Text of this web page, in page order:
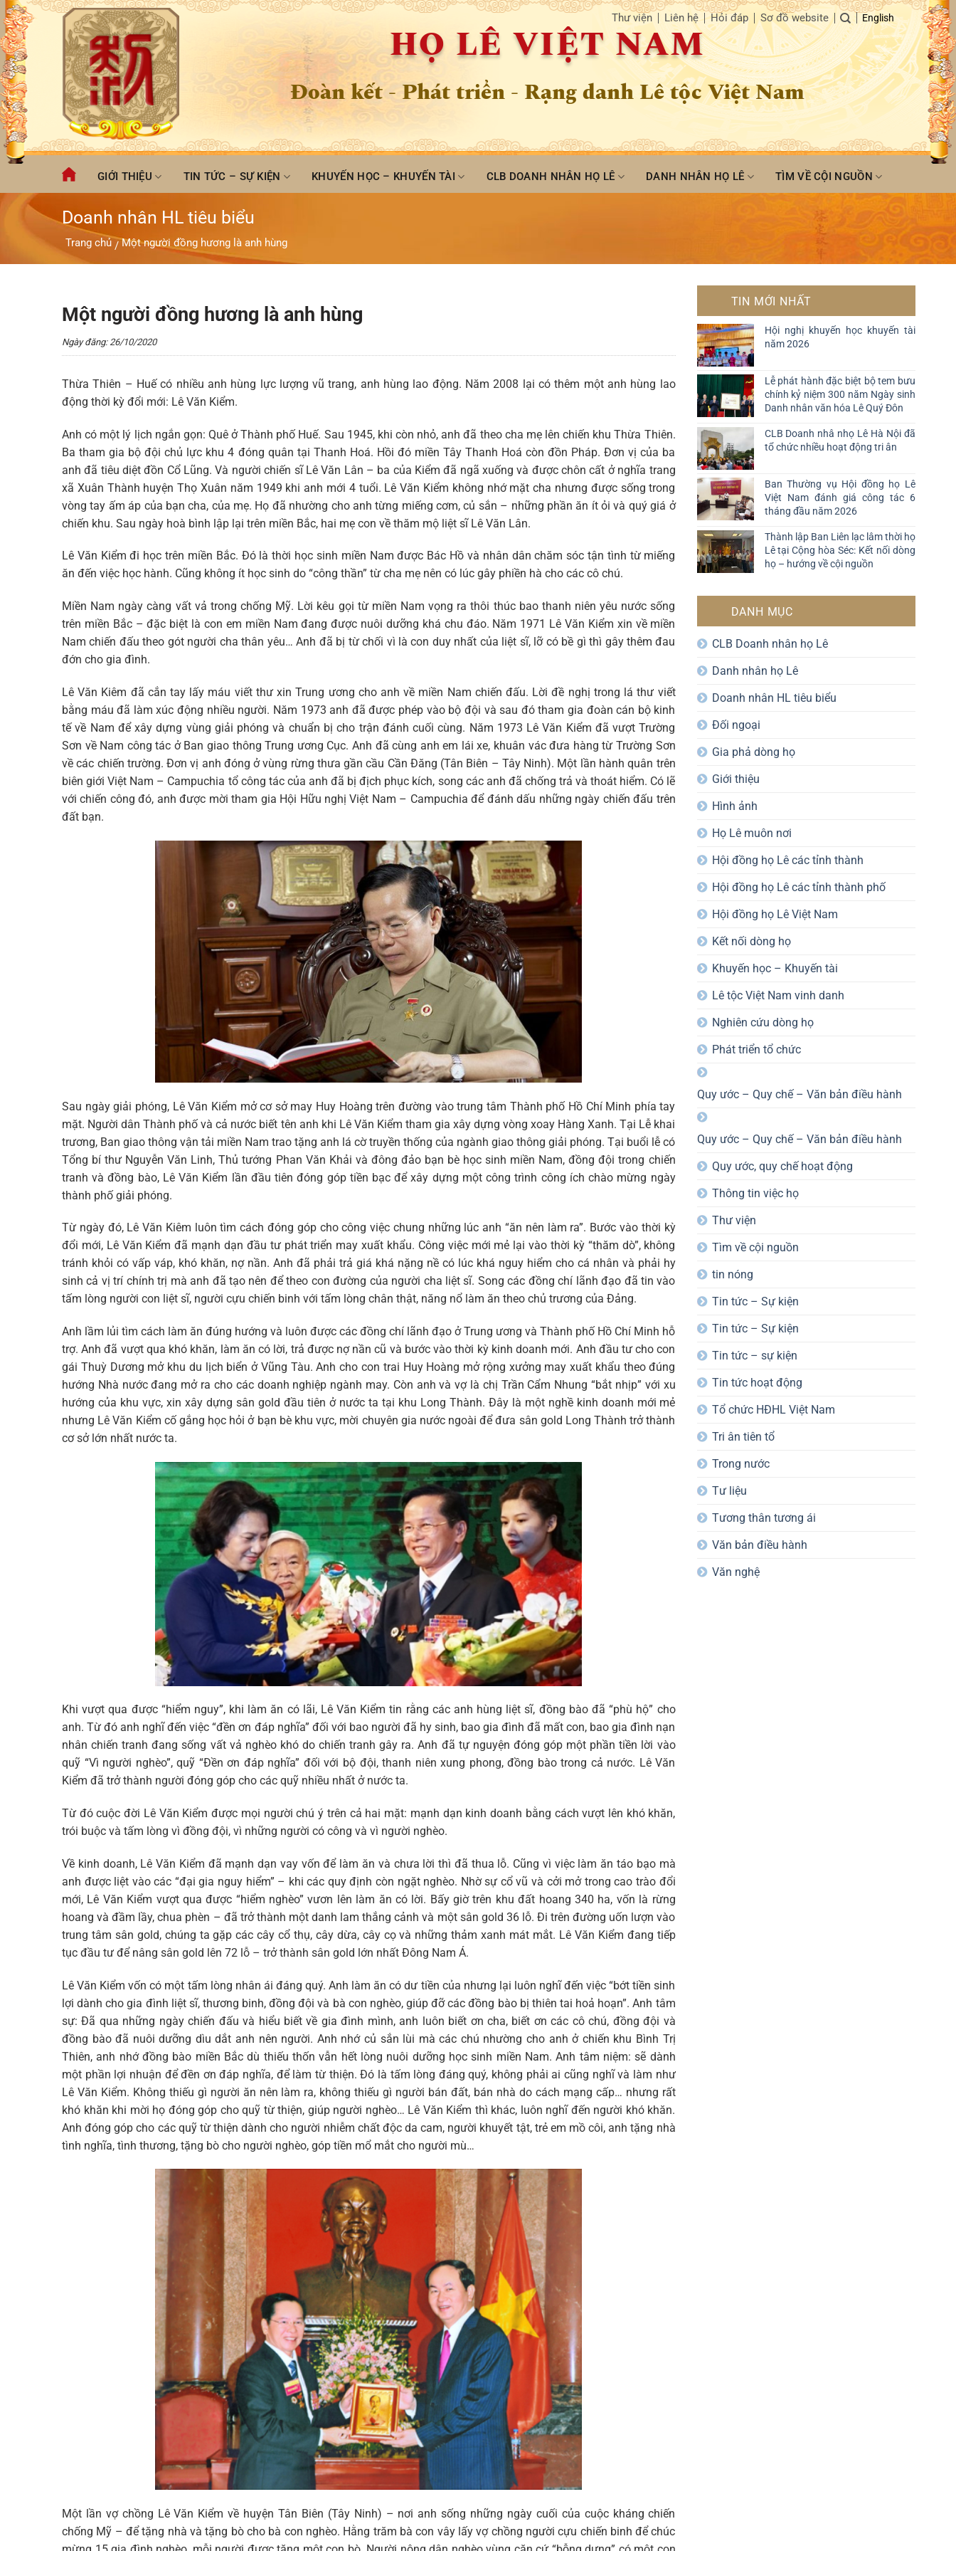
Chuyển
đến
nội
dung
Thư viện Liên hệ Hỏi đáp Sơ đồ website English
HỌ LÊ VIỆT NAM
Đoàn kết - Phát triển - Rạng danh Lê tộc Việt Nam
GIỚI THIỆU TIN TỨC – SỰ KIỆN KHUYẾN HỌC – KHUYẾN TÀI CLB DOANH NHÂN HỌ LÊ DANH NHÂN HỌ LÊ TÌM VỀ CỘI NGUỒN
Doanh nhân HL tiêu biểu
Trang chủ / Một người đồng hương là anh hùng
Một người đồng hương là anh hùng
Ngày đăng: 26/10/2020
Thừa Thiên – Huế có nhiều anh hùng lực lượng vũ trang, anh hùng lao động. Năm 2008 lại có thêm một anh hùng lao
động thời kỳ đổi mới: Lê Văn Kiểm.
Anh có một lý lịch ngắn gọn: Quê ở Thành phố Huế. Sau 1945, khi còn nhỏ, anh đã theo cha mẹ lên chiến khu Thừa Thiên.
Ba tham gia bộ đội chủ lực khu 4 đóng quân tại Thanh Hoá. Hồi đó miền Tây Thanh Hoá còn đồn Pháp. Đơn vị của ba
anh đã tiêu diệt đồn Cổ Lũng. Và người chiến sĩ Lê Văn Lân – ba của Kiểm đã ngã xuống và được chôn cất ở nghĩa trang
xã Xuân Thành huyện Thọ Xuân năm 1949 khi anh mới 4 tuổi. Lê Văn Kiểm không nhớ mặt cha nhưng được sống trong
vòng tay ấm áp của bạn cha, của mẹ. Họ đã nhường cho anh từng miếng cơm, củ sắn – những phần ăn ít ỏi và quý giá ở
chiến khu. Sau ngày hoà bình lập lại trên miền Bắc, hai mẹ con về thăm mộ liệt sĩ Lê Văn Lân.
Lê Văn Kiểm đi học trên miền Bắc. Đó là thời học sinh miền Nam được Bác Hồ và nhân dân chăm sóc tận tình từ miếng
ăn đến việc học hành. Cũng không ít học sinh do “công thần” từ cha mẹ nên có lúc gây phiền hà cho các cô chú.
Miền Nam ngày càng vất vả trong chống Mỹ. Lời kêu gọi từ miền Nam vọng ra thôi thúc bao thanh niên yêu nước sống
trên miền Bắc – đặc biệt là con em miền Nam đang được nuôi dưỡng khá chu đáo. Năm 1971 Lê Văn Kiểm xin về miền
Nam chiến đấu theo gót người cha thân yêu… Anh đã bị từ chối vì là con duy nhất của liệt sĩ, lỡ có bề gì thì gây thêm đau
đớn cho gia đình.
Lê Văn Kiêm đã cắn tay lấy máu viết thư xin Trung ương cho anh về miền Nam chiến đấu. Lời đề nghị trong lá thư viết
bằng máu đã làm xúc động nhiều người. Năm 1973 anh đã được phép vào bộ đội và sau đó tham gia đoàn cán bộ kinh
tế về Nam để xây dựng vùng giải phóng và chuẩn bị cho trận đánh cuối cùng. Năm 1973 Lê Văn Kiểm đã vượt Trường
Sơn về Nam công tác ở Ban giao thông Trung ương Cục. Anh đã cùng anh em lái xe, khuân vác đưa hàng từ Trường Sơn
về các chiến trường. Đơn vị anh đóng ở vùng rừng thưa gần cầu Cần Đăng (Tân Biên – Tây Ninh). Một lần hành quân trên
biên giới Việt Nam – Campuchia tổ công tác của anh đã bị địch phục kích, song các anh đã chống trả và thoát hiểm. Có lẽ
với chiến công đó, anh được mời tham gia Hội Hữu nghị Việt Nam – Campuchia để đánh dấu những ngày chiến đấu trên
đất bạn.
Sau ngày giải phóng, Lê Văn Kiểm mở cơ sở may Huy Hoàng trên đường vào trung tâm Thành phố Hồ Chí Minh phía tay
mặt. Người dân Thành phố và cả nước biết tên anh khi Lê Văn Kiểm tham gia xây dựng vòng xoay Hàng Xanh. Tại Lễ khai
trương, Ban giao thông vận tải miền Nam trao tặng anh lá cờ truyền thống của ngành giao thông giải phóng. Tại buổi lễ có
Tổng bí thư Nguyễn Văn Linh, Thủ tướng Phan Văn Khải và đông đảo bạn bè học sinh miền Nam, đồng đội trong chiến
tranh và đồng bào, Lê Văn Kiểm lần đầu tiên đóng góp tiền bạc để xây dựng một công trình công ích chào mừng ngày
thành phố giải phóng.
Từ ngày đó, Lê Văn Kiêm luôn tìm cách đóng góp cho công việc chung những lúc anh “ăn nên làm ra”. Bước vào thời kỳ
đổi mới, Lê Văn Kiểm đã mạnh dạn đầu tư phát triển may xuất khẩu. Công việc mới mẻ lại vào thời kỳ “thăm dò”, không
tránh khỏi có vấp váp, khó khăn, nợ nần. Anh đã phải trả giá khá nặng nề có lúc khá nguy hiểm cho cá nhân và phải hy
sinh cả vị trí chính trị mà anh đã tạo nên để theo con đường của người cha liệt sĩ. Song các đồng chí lãnh đạo đã tin vào
tấm lòng người con liệt sĩ, người cựu chiến binh với tấm lòng chân thật, năng nổ làm ăn theo chủ trương của Đảng.
Anh lầm lủi tìm cách làm ăn đúng hướng và luôn được các đồng chí lãnh đạo ở Trung ương và Thành phố Hồ Chí Minh hỗ
trợ. Anh đã vượt qua khó khăn, làm ăn có lời, trả được nợ nần cũ và bước vào thời kỳ kinh doanh mới. Anh đầu tư cho con
gái Thuỳ Dương mở khu du lịch biển ở Vũng Tàu. Anh cho con trai Huy Hoàng mở rộng xưởng may xuất khẩu theo đúng
hướng Nhà nước đang mở ra cho các doanh nghiệp ngành may. Còn anh và vợ là chị Trần Cẩm Nhung “bắt nhịp” với xu
hướng của khu vực, xin xây dựng sân gold đầu tiên ở nước ta tại khu Long Thành. Đây là một nghề kinh doanh mới mẻ
nhưng Lê Văn Kiểm cố gắng học hỏi ở bạn bè khu vực, mời chuyên gia nước ngoài để đưa sân gold Long Thành trở thành
cơ sở lớn nhất nước ta.
Khi vượt qua được “hiểm nguy”, khi làm ăn có lãi, Lê Văn Kiểm tin rằng các anh hùng liệt sĩ, đồng bào đã “phù hộ” cho
anh. Từ đó anh nghĩ đến việc “đền ơn đáp nghĩa” đối với bao người đã hy sinh, bao gia đình đã mất con, bao gia đình nạn
nhân chiến tranh đang sống vất vả nghèo khó do chiến tranh gây ra. Anh đã tự nguyện đóng góp một phần tiền lời vào
quỹ “Vì người nghèo”, quỹ “Đền ơn đáp nghĩa” đối với bộ đội, thanh niên xung phong, đồng bào trong cả nước. Lê Văn
Kiểm đã trở thành người đóng góp cho các quỹ nhiều nhất ở nước ta.
Từ đó cuộc đời Lê Văn Kiểm được mọi người chú ý trên cả hai mặt: mạnh dạn kinh doanh bằng cách vượt lên khó khăn,
trói buộc và tấm lòng vì đồng đội, vì những người có công và vì người nghèo.
Về kinh doanh, Lê Văn Kiểm đã mạnh dạn vay vốn để làm ăn và chưa lời thì đã thua lỗ. Cũng vì việc làm ăn táo bạo mà
anh được liệt vào các “đại gia nguy hiểm” – khi các quy định còn ngặt nghèo. Nhờ sự cổ vũ và cởi mở trong cao trào đổi
mới, Lê Văn Kiểm vượt qua được “hiểm nghèo” vươn lên làm ăn có lời. Bấy giờ trên khu đất hoang 340 ha, vốn là rừng
hoang và đầm lầy, chua phèn – đã trở thành một danh lam thắng cảnh và một sân gold 36 lỗ. Đi trên đường uốn lượn vào
trung tâm sân gold, chúng ta gặp các cây cổ thụ, cây dừa, cây cọ và những thảm xanh mát mắt. Lê Văn Kiểm đang tiếp
tục đầu tư để nâng sân gold lên 72 lỗ – trở thành sân gold lớn nhất Đông Nam Á.
Lê Văn Kiểm vốn có một tấm lòng nhân ái đáng quý. Anh làm ăn có dư tiền của nhưng lại luôn nghĩ đến việc “bớt tiền sinh
lợi dành cho gia đình liệt sĩ, thương binh, đồng đội và bà con nghèo, giúp đỡ các đồng bào bị thiên tai hoả hoạn”. Anh tâm
sự: Đã qua những ngày chiến đấu và hiểu biết về gia đình mình, anh luôn biết ơn cha, biết ơn các cô chú, đồng đội và
đồng bào đã nuôi dưỡng dìu dắt anh nên người. Anh nhớ củ sắn lùi mà các chú nhường cho anh ở chiến khu Bình Trị
Thiên, anh nhớ đồng bào miền Bắc dù thiếu thốn vẫn hết lòng nuôi dưỡng học sinh miền Nam. Anh tâm niệm: sẽ dành
một phần lợi nhuận để đền ơn đáp nghĩa, để làm từ thiện. Đó là tấm lòng đáng quý, không phải ai cũng nghĩ và làm như
Lê Văn Kiểm. Không thiếu gì người ăn nên làm ra, không thiếu gì người bán đất, bán nhà do cách mạng cấp… nhưng rất
khó khăn khi mời họ đóng góp cho quỹ từ thiện, giúp người nghèo… Lê Văn Kiểm thì khác, luôn nghĩ đến người khó khăn.
Anh đóng góp cho các quỹ từ thiện dành cho người nhiễm chất độc da cam, người khuyết tật, trẻ em mồ côi, anh tặng nhà
tình nghĩa, tình thương, tặng bò cho người nghèo, góp tiền mổ mắt cho người mù…
Một lần vợ chồng Lê Văn Kiểm về huyện Tân Biên (Tây Ninh) – nơi anh sống những ngày cuối của cuộc kháng chiến
chống Mỹ – để tặng nhà và tặng bò cho bà con nghèo. Hằng trăm bà con vây lấy vợ chồng người cựu chiến binh để chúc
TIN MỚI NHẤT
Hội nghị khuyến học khuyến tài
năm 2026
Lễ phát hành đặc biệt bộ tem bưu
chính kỷ niệm 300 năm Ngày sinh
Danh nhân văn hóa Lê Quý Đôn
CLB Doanh nhâ nhọ Lê Hà Nội đã
tổ chức nhiều hoạt động tri ân
Ban Thường vụ Hội đồng họ Lê
Việt Nam đánh giá công tác 6
tháng đầu năm 2026
Thành lập Ban Liên lạc lâm thời họ
Lê tại Cộng hòa Séc: Kết nối dòng
họ – hướng về cội nguồn
DANH MỤC
CLB Doanh nhân họ Lê
Danh nhân họ Lê
Doanh nhân HL tiêu biểu
Đối ngoại
Gia phả dòng họ
Giới thiệu
Hình ảnh
Họ Lê muôn nơi
Hội đồng họ Lê các tỉnh thành
Hội đồng họ Lê các tỉnh thành phố
Hội đồng họ Lê Việt Nam
Kết nối dòng họ
Khuyến học – Khuyến tài
Lê tộc Việt Nam vinh danh
Nghiên cứu dòng họ
Phát triển tổ chức
Quy ước – Quy chế – Văn bản điều hành
Quy ước – Quy chế – Văn bản điều hành
Quy ước, quy chế hoạt động
Thông tin việc họ
Thư viện
Tìm về cội nguồn
tin nóng
Tin tức – Sự kiện
Tin tức – Sự kiện
Tin tức – sự kiện
Tin tức hoạt động
Tổ chức HĐHL Việt Nam
Tri ân tiên tổ
Trong nước
Tư liệu
Tương thân tương ái
Văn bản điều hành
Văn nghệ